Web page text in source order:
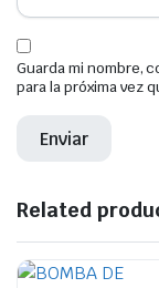
Guarda mi nombre,
para la próxima vez
Related